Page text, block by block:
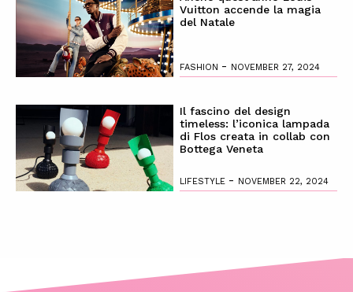
Vuitton accende la magia
del Natale
FASHION - NOVEMBER 27, 2024
Il fascino del design
timeless: l’iconica lampada
di Flos creata in collab con
Bottega Veneta
LIFESTYLE - NOVEMBER 22, 2024